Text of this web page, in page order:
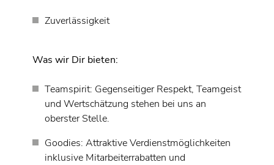
Zuverlässigkeit
Was wir Dir bieten:
Teamspirit: Gegenseitiger Respekt, Teamgeist
und Wertschätzung stehen bei uns an
oberster Stelle.
Goodies: Attraktive Verdienstmöglichkeiten
inklusive Mitarbeiterrabatten und